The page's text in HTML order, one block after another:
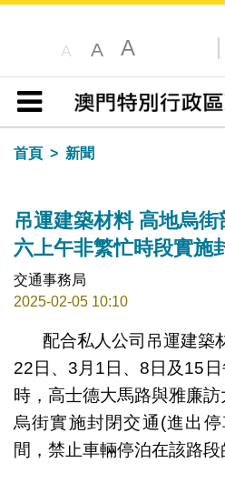
A A A
目錄
首頁
新聞
吊運建築材料 高地烏
六上午非繁忙時段實施
交通事務局
2025-02-05 10:10
配合私人公司吊運建築
22日、3月1日、8日及15
時，高士德大馬路與雅廉
烏街實施封閉交通(進出
間，禁止車輛停泊在該路段